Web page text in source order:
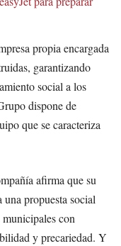
propia encargada
garantizando
social a los
dispone de
que se caracteriza
afirma que su
propuesta social
con
y precariedad. Y